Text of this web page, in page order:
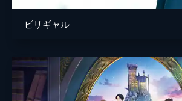
ビリギャル